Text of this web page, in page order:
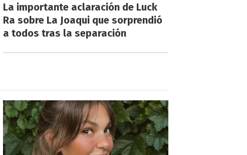
La importante aclaración de Luck
Ra sobre La Joaqui que sorprendió
a todos tras la separación